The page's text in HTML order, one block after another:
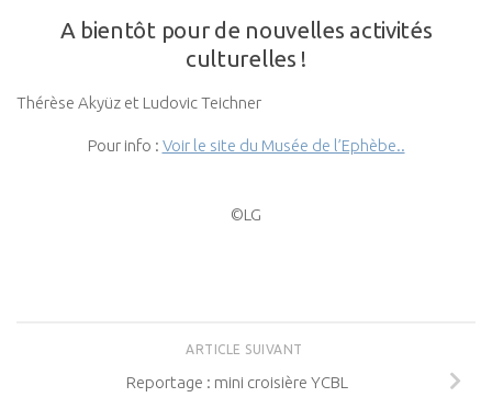
A bientôt pour de nouvelles activités
culturelles !
Thérèse Akyüz et Ludovic Teichner
Pour info : Voir le site du Musée de l’Ephèbe..
©LG
ARTICLE SUIVANT
Reportage : mini croisière YCBL